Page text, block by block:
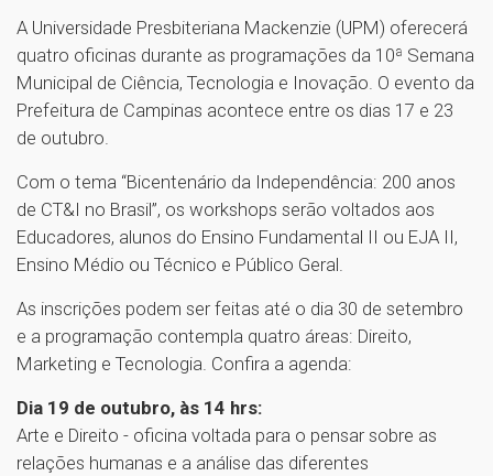
A Universidade Presbiteriana Mackenzie (UPM) oferecerá
quatro oficinas durante as programações da 10ª Semana
Municipal de Ciência, Tecnologia e Inovação. O evento da
Prefeitura de Campinas acontece entre os dias 17 e 23
de outubro.
Com o tema “Bicentenário da Independência: 200 anos
de CT&I no Brasil”, os workshops serão voltados aos
Educadores, alunos do Ensino Fundamental II ou EJA II,
Ensino Médio ou Técnico e Público Geral.
As inscrições podem ser feitas até o dia 30 de setembro
e a programação contempla quatro áreas: Direito,
Marketing e Tecnologia. Confira a agenda:
Dia 19 de outubro, às 14 hrs:
Arte e Direito - oficina voltada para o pensar sobre as
relações humanas e a análise das diferentes